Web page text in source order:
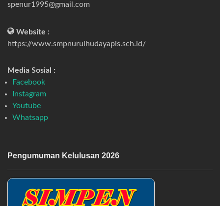
spenur1995@gmail.com
Website :
https://www.smpnurulhudayapis.sch.id/
Media Sosial :
Facebook
Instagram
Youtube
Whatsapp
Pengumuman Kelulusan 2026